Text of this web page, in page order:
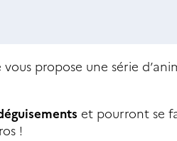
propose une série
et pourront se
!